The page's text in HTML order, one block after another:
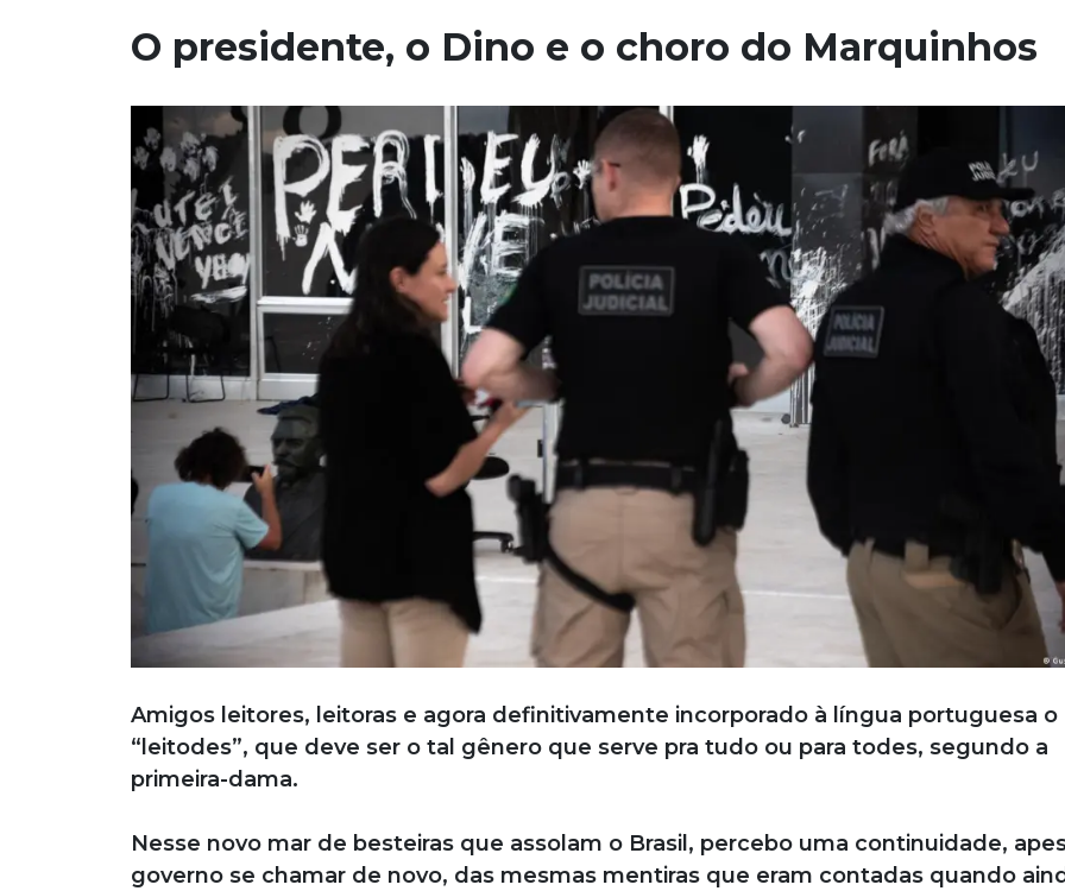
O presidente, o Dino e o choro do Marquinhos
Amigos leitores, leitoras e agora definitivamente incorporado à língua portuguesa o
“leitodes”, que deve ser o tal gênero que serve pra tudo ou para todes, segundo a
primeira-dama.
Nesse novo mar de besteiras que assolam o Brasil, percebo uma continuidade,
governo se chamar de novo, das mesmas mentiras que eram contadas quando